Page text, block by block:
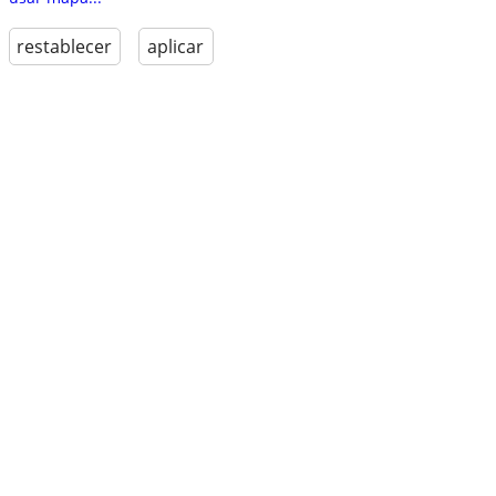
restablecer aplicar